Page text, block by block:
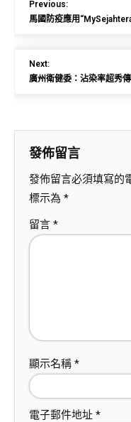
Previous:
馬國防疫應用
Next:
廣州衛健委：沾染率超秀
發佈留言
發佈留言必須填寫的
標示為 *
留言 *
顯示名稱 *
電子郵件地址 *